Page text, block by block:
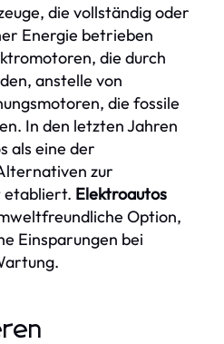
die vollständig oder
Energie betrieben
die durch
anstelle von
die fossile
In den letzten Jahren
als eine der
zur
etabliert. Elektroautos
Option,
Einsparungen bei